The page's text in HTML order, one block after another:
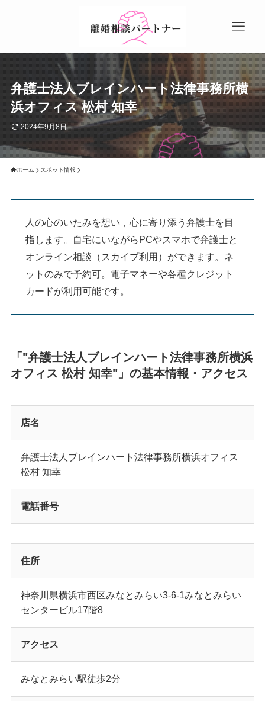
弁護士法人ブレインハート法律事務所横
浜オフィス 松村 知幸
2024年9月8日
ホーム スポット情報
人の心のいたみを想い，心に寄り添う弁護士を目
指します。自宅にいながらPCやスマホで弁護士と
オンライン相談（スカイプ利用）ができます。ネ
ットのみで予約可。電子マネーや各種クレジット
カードが利用可能です。
「"弁護士法人ブレインハート法律事務所横浜
オフィス 松村 知幸"」の基本情報・アクセス
店名
弁護士法人ブレインハート法律事務所横浜オフィス
松村 知幸
電話番号
住所
神奈川県横浜市西区みなとみらい3-6-1みなとみらい
センタービル17階8
アクセス
みなとみらい駅徒歩2分